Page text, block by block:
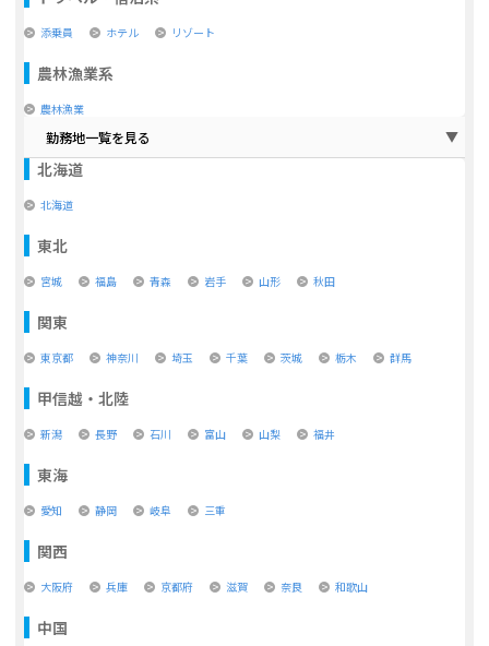
添乗員 ホテル リゾート
農林漁業系
農林漁業
勤務地一覧を見る
北海道
北海道
東北
宮城 福島 青森 岩手 山形 秋田
関東
東京都 神奈川 埼玉 千葉 茨城 栃木 群馬
甲信越・北陸
新潟 長野 石川 富山 山梨 福井
東海
愛知 静岡 岐阜 三重
関西
大阪府 兵庫 京都府 滋賀 奈良 和歌山
中国